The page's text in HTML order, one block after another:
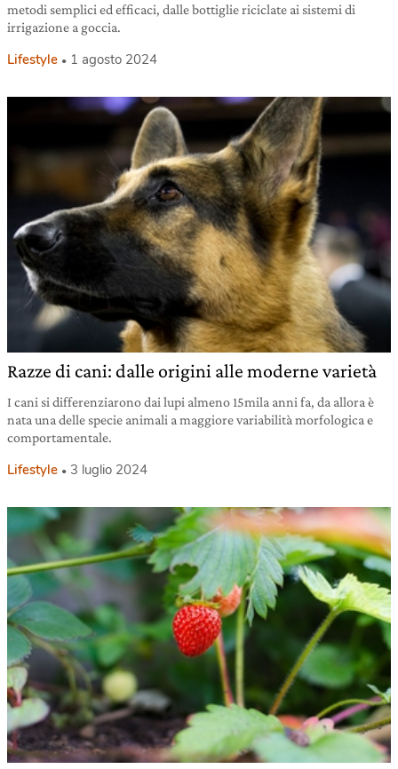
metodi semplici ed efficaci, dalle bottiglie riciclate ai sistemi di
irrigazione a goccia.
Lifestyle 1 agosto 2024
Razze di cani: dalle origini alle moderne varietà
I cani si differenziarono dai lupi almeno 15mila anni fa, da allora è
nata una delle specie animali a maggiore variabilità morfologica e
comportamentale.
Lifestyle 3 luglio 2024